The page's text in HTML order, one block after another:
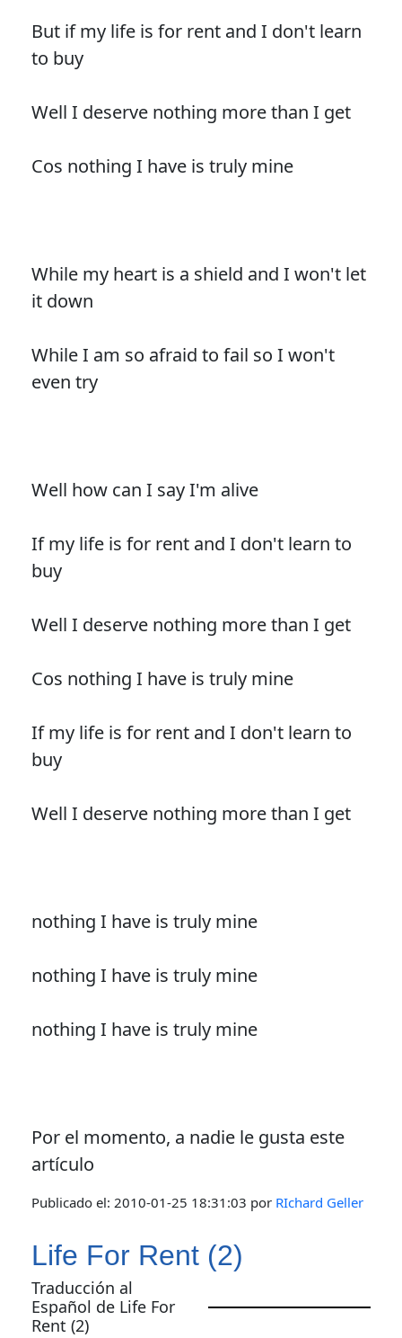
But if my life is for rent and I don't learn
to buy
Well I deserve nothing more than I get
Cos nothing I have is truly mine
While my heart is a shield and I won't let
it down
While I am so afraid to fail so I won't
even try
Well how can I say I'm alive
If my life is for rent and I don't learn to
buy
Well I deserve nothing more than I get
Cos nothing I have is truly mine
If my life is for rent and I don't learn to
buy
Well I deserve nothing more than I get
nothing I have is truly mine
nothing I have is truly mine
nothing I have is truly mine
Por el momento, a nadie le gusta este
artículo
Publicado el: 2010-01-25 18:31:03 por RIchard Geller
Life For Rent (2)
Traducción al
Español de Life For
Rent (2)